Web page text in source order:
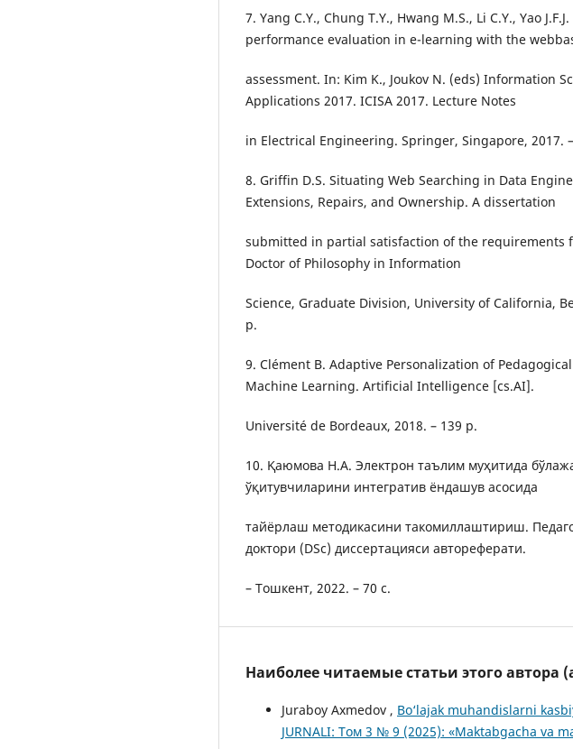
7. Yang C.Y., Chung T.Y., Hwang M.S., Li C.Y., Yao
performance evaluation in e-learning with the
assessment. In: Kim K., Joukov N. (eds) Information
Applications 2017. ICISA 2017. Lecture Notes
in Electrical Engineering. Springer, Singapore, 2017.
8. Griffin D.S. Situating Web Searching in Data
Extensions, Repairs, and Ownership. A dissertation
submitted in partial satisfaction of the requirements
Doctor of Philosophy in Information
Science, Graduate Division, University of California,
p.
9. Clément B. Adaptive Personalization of
Machine Learning. Artificial Intelligence [cs.AI].
Université de Bordeaux, 2018. – 139 p.
10. Қаюмова Н.А. Электрон таълим муҳитида
ўқитувчиларини интегратив ёндашув асосида
тайёрлаш методикасини такомиллаштириш.
доктори (DSc) диссертацияси автореферати.
– Тошкент, 2022. – 70 с.
Наиболее читаемые статьи этого автора
Juraboy Axmedov , Bo‘lajak muhandislarni
JURNALI: Том 3 № 9 (2025): «Maktabgacha va